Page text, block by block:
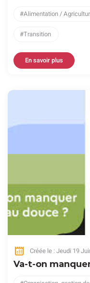
Alimentation /
Transition
En savoir plus
Créée le : Jeudi 19
Va-t-on